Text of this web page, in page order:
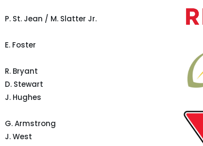
P. St. Jean / M. Slatter Jr.
E. Foster
R. Bryant
D. Stewart
J. Hughes
G. Armstrong
J. West